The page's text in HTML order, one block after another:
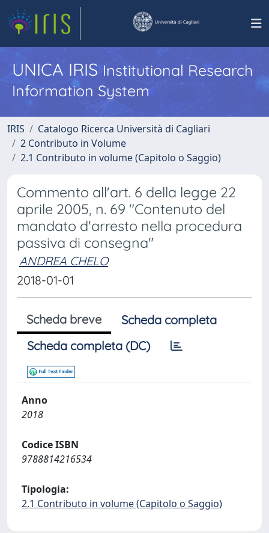
UNICA IRISInstitutional Research
Information System
IRIS
Catalogo Ricerca Università di Cagliari
2 Contributo in Volume
2.1 Contributo in volume (Capitolo o Saggio)
Commento all'art. 6 della legge 22
aprile 2005, n. 69 "Contenuto del
mandato d'arresto nella procedura
passiva di consegna"
ANDREA CHELO
2018-01-01
Scheda breve
Scheda completa
Scheda completa (DC)
Anno
2018
Codice ISBN
9788814216534
Tipologia:
2.1 Contributo in volume (Capitolo o Saggio)